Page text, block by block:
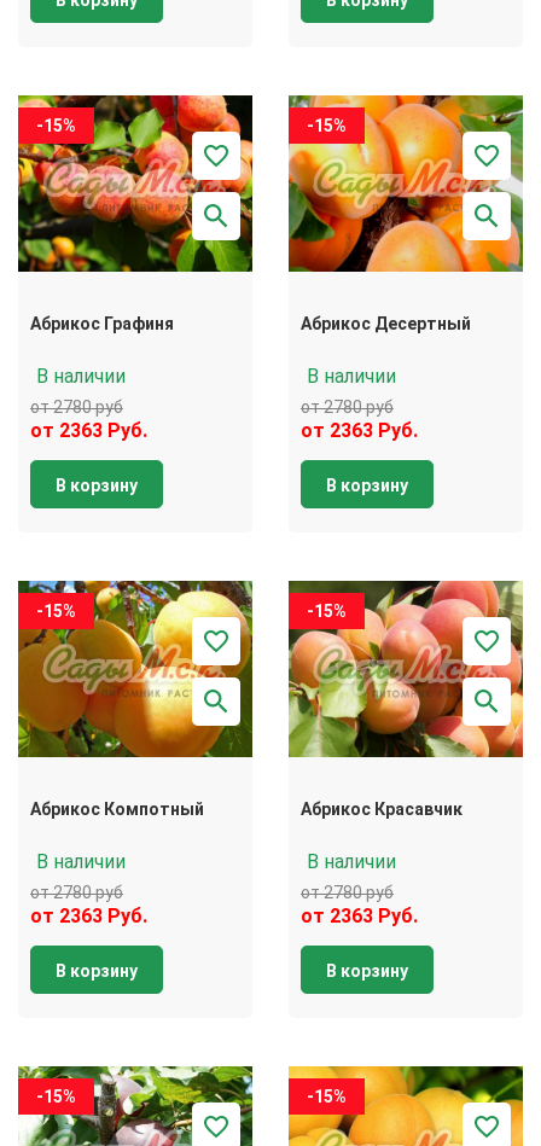
-15%
Абрикос Графиня
В наличии
от 2780 руб
от 2363 Руб.
В корзину
-15%
Абрикос Десертный
В наличии
от 2780 руб
от 2363 Руб.
В корзину
-15%
Абрикос Компотный
В наличии
от 2780 руб
от 2363 Руб.
В корзину
-15%
Абрикос Красавчик
В наличии
от 2780 руб
от 2363 Руб.
В корзину
-15% -15%